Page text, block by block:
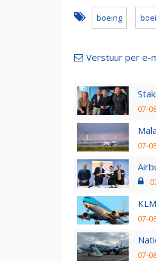
boeing
Verstuur per e-
07-
07-
07-
07-